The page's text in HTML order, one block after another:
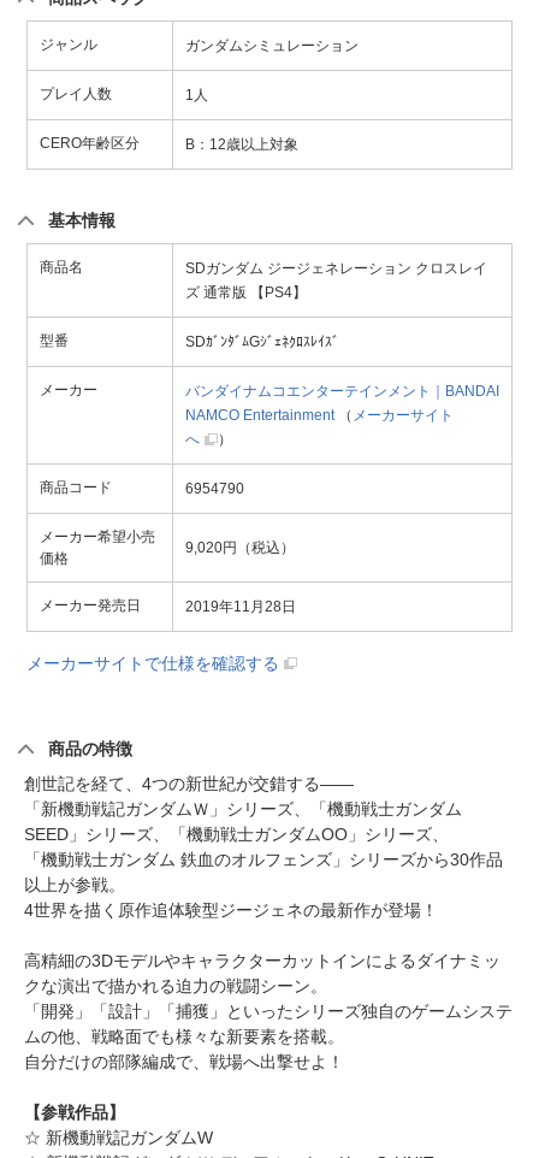
ジャンル ガンダムシミュレーション
プレイ人数 1人
CERO年齢区分 B：12歳以上対象
基本情報
商品名
SDガンダム ジージェネレーション クロスレイ
ズ 通常版 【PS4】
型番 SDｶﾞﾝﾀﾞﾑGｼﾞｪﾈｸﾛｽﾚｲｽﾞ
メーカー
バンダイナムコエンターテインメント｜BANDAI
NAMCO Entertainment（ メーカーサイト
へ
）
商品コード 6954790
メーカー希望小売
価格
9,020円（税込）
メーカー発売日 2019年11月28日
メーカーサイトで仕様を確認する
商品の特徴
創世記を経て、4つの新世紀が交錯する――
「新機動戦記ガンダムＷ」シリーズ、「機動戦士ガンダム
SEED」シリーズ、「機動戦士ガンダムOO」シリーズ、
「機動戦士ガンダム 鉄血のオルフェンズ」シリーズから30作品
以上が参戦。
4世界を描く原作追体験型ジージェネの最新作が登場！
高精細の3Dモデルやキャラクターカットインによるダイナミッ
クな演出で描かれる迫力の戦闘シーン。
「開発」「設計」「捕獲」といったシリーズ独自のゲームシステ
ムの他、戦略面でも様々な新要素を搭載。
自分だけの部隊編成で、戦場へ出撃せよ！
【参戦作品】
☆ 新機動戦記ガンダムW